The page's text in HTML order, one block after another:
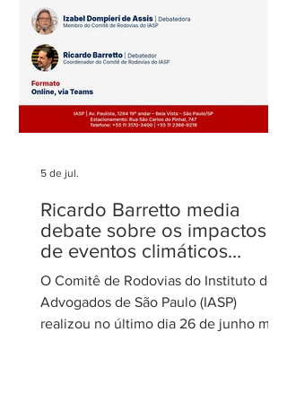
Ricardo Barretto media
debate sobre os impactos
de eventos climáticos
extremos nas concessões
de rodovias
O Comitê de Rodovias do Instituto dos
Advogados de São Paulo (IASP)
realizou no último dia 26 de junho mais
5 de jul.